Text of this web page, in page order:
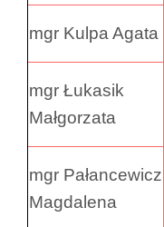
mgr Kulpa Agata
mgr Łukasik
Małgorzata
mgr Pałancewicz
Magdalena